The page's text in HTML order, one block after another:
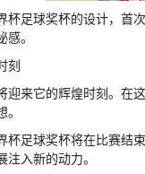
杯足球奖杯的设计，首
。
刻
迎来它的辉煌时刻。在
杯足球奖杯将在比赛结
注入新的动力。